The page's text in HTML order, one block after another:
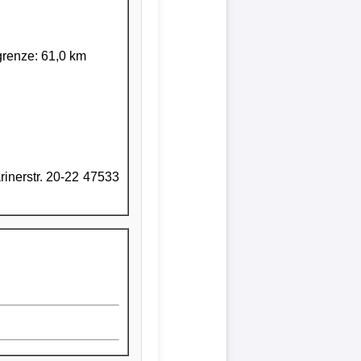
61,0 km
20-22 47533